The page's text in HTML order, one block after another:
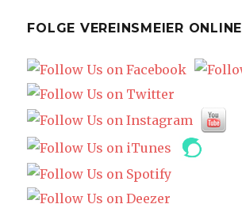
FOLGE VEREINSMEIER ONLINE